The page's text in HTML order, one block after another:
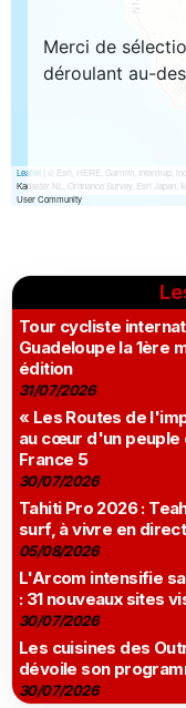
Tour cycliste
Guadeloupe la 1ère
édition
31/07/2026
« Les Routes de
au cœur d'un peuple
France 5
30/07/2026
Tahiti Pro 2026 :
surf, à vivre en
05/08/2026
L'Arcom intensifie
: 31 nouveaux sites
30/07/2026
Les cuisines des
dévoile son
30/07/2026